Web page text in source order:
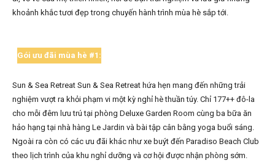
khoảnh khắc tươi đẹp trong chuyến hành trình mùa hè sắp tới.
Gói ưu đãi mùa hè #1:
Sun & Sea Retreat Sun & Sea Retreat hứa hẹn mang đến những trải
nghiệm vượt ra khỏi phạm vi một kỳ nghỉ hè thuần túy. Chỉ 177++ đô-la
cho mỗi đêm lưu trú tại phòng Deluxe Garden Room cùng ba bữa ăn
hảo hạng tại nhà hàng Le Jardin và bài tập cân bằng yoga buổi sáng.
Ngoài ra còn có các ưu đãi khác như xe buýt đến Paradiso Beach Club
theo lịch trình của khu nghỉ dưỡng và cơ hội được nhận phòng sớm.